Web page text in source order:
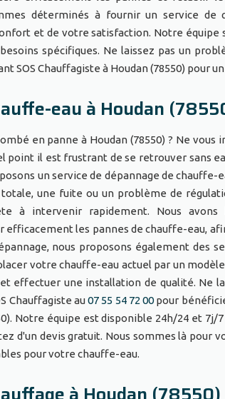
déterminés à fournir un service de
et de votre satisfaction. Notre
spécifiques. Ne laissez pas un
SOS Chauffagiste à Houdan (78550) pour
eau à Houdan
en panne à Houdan (78550) ? Ne vous
point il est frustrant de se retrouver sans
un service de dépannage de
une fuite ou un problème de
à intervenir rapidement. Nous
efficacement les pannes de chauffe-eau,
nous proposons également des
votre chauffe-eau actuel par un
effectuer une installation de qualité. Ne
Chauffagiste au07 55 54 72 00pour
Notre équipe est disponible 24h/24 et
d'un devis gratuit. Nous sommes là pour
pour votre chauffe-eau.